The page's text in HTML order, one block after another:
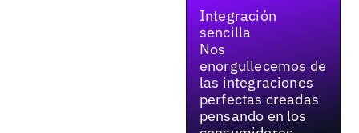
Integración
sencilla
Nos
enorgullecemos de
las integraciones
perfectas creadas
pensando en los